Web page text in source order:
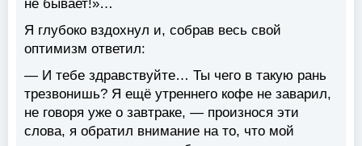
не бывает!»…
Я глубоко вздохнул и, собрав весь свой
оптимизм ответил:
— И тебе здравствуйте… Ты чего в такую рань
трезвонишь? Я ещё утреннего кофе не заварил,
не говоря уже о завтраке, — произнося эти
слова, я обратил внимание на то, что мой